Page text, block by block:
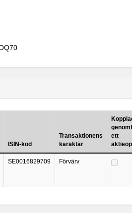
ISIN-kod
Transaktionens
karaktär
ett
SE0016829709 Förvärv